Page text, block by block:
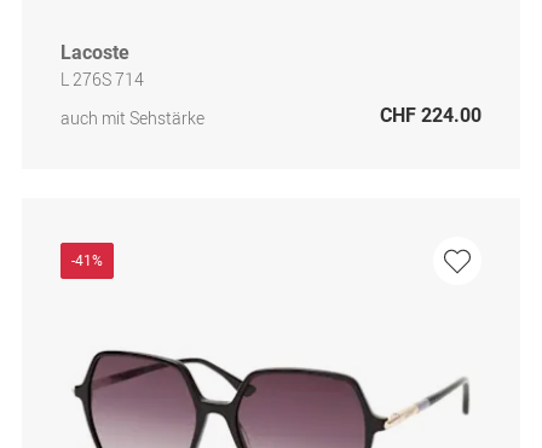
Lacoste
L 276S 714
auch mit Sehstärke
CHF 224.00
-41%